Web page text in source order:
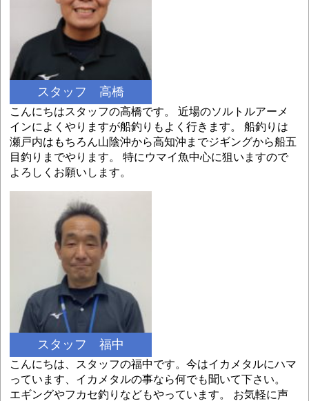
スタッフ 高橋
こんにちはスタッフの高橋です。 近場のソルトルアーメ
インによくやりますが船釣りもよく行きます。 船釣りは
瀬戸内はもちろん山陰沖から高知沖までジギングから船五
目釣りまでやります。 特にウマイ魚中心に狙いますので
よろしくお願いします。
スタッフ 福中
こんにちは、スタッフの福中です。今はイカメタルにハマ
っています、イカメタルの事なら何でも聞いて下さい。
エギングやフカセ釣りなどもやっています。 お気軽に声